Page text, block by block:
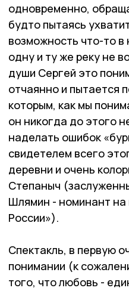
одновременно,
будто пытаясь
возможность что-то
одну и ту же реку не
души Сергей это
отчаянно и пытается
которым, как мы
он никогда до этого
наделать ошибок
свидетелем всего
деревни и очень
Степаныч
Шлямин - номинант на
России»).
Спектакль, в первую
понимании (к
того, что любовь -